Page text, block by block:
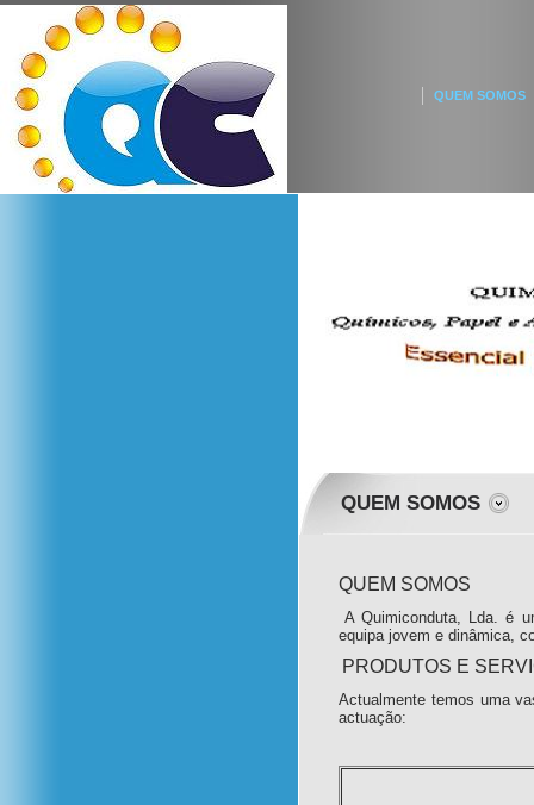
QUEM SOMOS
QUEM SOMOS
QUEM SOMOS
A Quimiconduta, Lda. é
equipa jovem e dinâmica,
PRODUTOS E
Actualmente temos uma
actuação: